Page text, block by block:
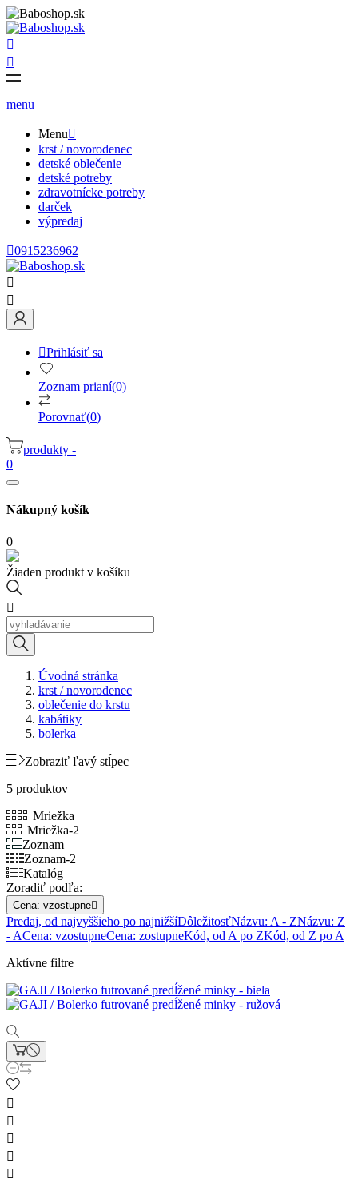


menu
Menu
krst / novorodenec
detské oblečenie
detské potreby
zdravotnícke potreby
darček
výpredaj
0915236962


Prihlásiť sa
Zoznam prianí(0)
Porovnať(0)
produkty -
0
Nákupný košík
0
Žiaden produkt v košíku

Úvodná stránka
krst / novorodenec
oblečenie do krstu
kabátiky
bolerka
Zobraziť ľavý stĺpec
5 produktov
Mriežka
Mriežka-2
Zoznam
Zoznam-2
Katalóg
Zoradiť podľa:
Cena: vzostupne
Predaj, od najvyššieho po najnižšíDôležitosťNázvu: A - ZNázvu: Z
- ACena: vzostupneCena: zostupneKód, od A po ZKód, od Z po A
Aktívne filtre




